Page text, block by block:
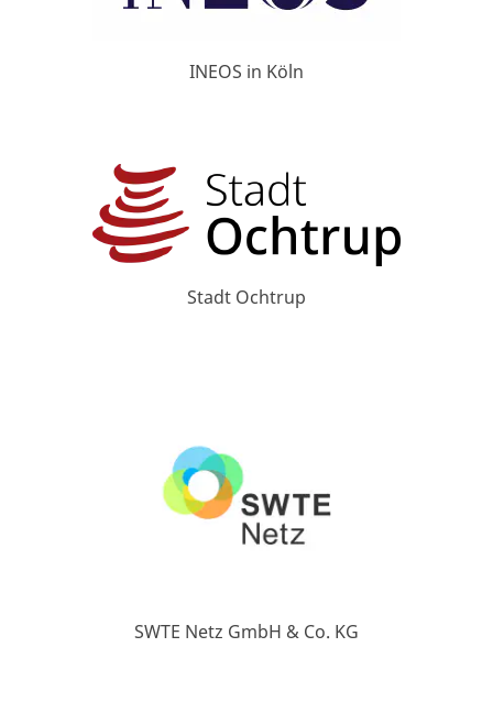
INEOS in Köln
Stadt Ochtrup
SWTE Netz GmbH & Co. KG